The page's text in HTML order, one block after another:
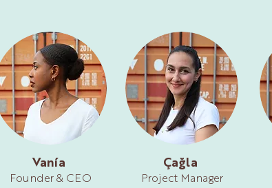
Vanía
Founder & CEO
Çağla
Project Manager